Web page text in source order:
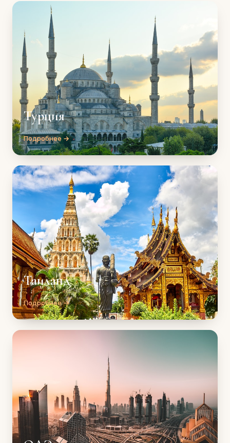
Турция
Подробнее →
Таиланд
Подробнее →